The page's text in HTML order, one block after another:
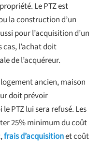
Le PTZ est
la construction d’un
pour l’acquisition d’un
l’achat doit
de l’acquéreur.
ancien, maison
doit prévoir
PTZ lui sera refusé. Les
25% minimum du coût
frais d’acquisitionet coût